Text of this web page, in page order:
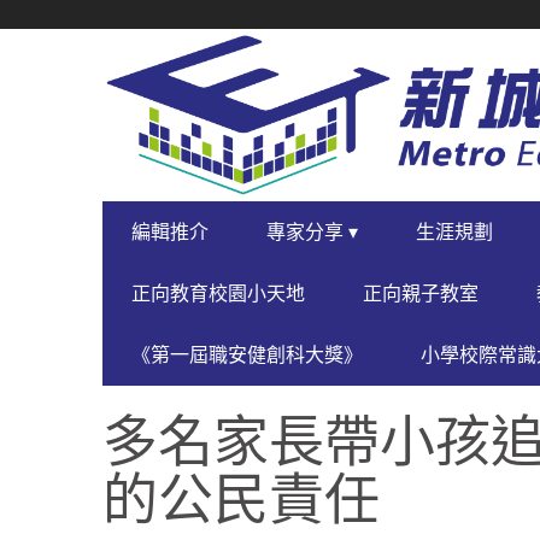
NAVIGATION
PRIMARY
NAVIGATION
編輯推介 專家分享 ▾ 生涯規劃
正向教育校園小天地 正向親子教室
《第一屆職安健創科大獎》 小學校際常
多名家長帶小孩
的公民責任